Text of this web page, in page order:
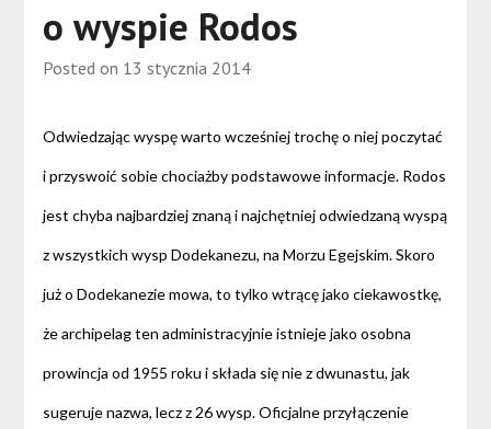
o wyspie Rodos
Posted on 13 stycznia 2014
Odwiedzając wyspę warto wcześniej trochę o niej poczytać
i przyswoić sobie chociażby podstawowe informacje. Rodos
jest chyba najbardziej znaną i najchętniej odwiedzaną wyspą
z wszystkich wysp Dodekanezu, na Morzu Egejskim. Skoro
już o Dodekanezie mowa, to tylko wtrącę jako ciekawostkę,
że archipelag ten administracyjnie istnieje jako osobna
prowincja od 1955 roku i składa się nie z dwunastu, jak
sugeruje nazwa, lecz z 26 wysp. Oficjalne przyłączenie